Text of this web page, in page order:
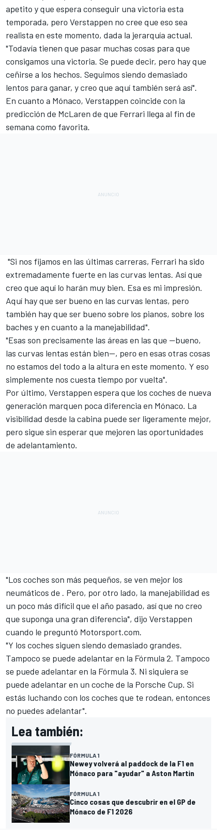
apetito y que espera conseguir una victoria esta
temporada, pero Verstappen no cree que eso sea
realista en este momento, dada la jerarquía actual.
"Todavía tienen que pasar muchas cosas para que
consigamos una victoria. Se puede decir, pero hay que
ceñirse a los hechos. Seguimos siendo demasiado
lentos para ganar, y creo que aquí también será así".
En cuanto a Mónaco, Verstappen coincide con la
predicción de McLaren de que Ferrari llega al fin de
semana como favorita.
"Si nos fijamos en las últimas carreras, Ferrari ha sido
extremadamente fuerte en las curvas lentas. Así que
creo que aquí lo harán muy bien. Esa es mi impresión.
Aquí hay que ser bueno en las curvas lentas, pero
también hay que ser bueno sobre los pianos, sobre los
baches y en cuanto a la manejabilidad".
"Esas son precisamente las áreas en las que —bueno,
las curvas lentas están bien—, pero en esas otras cosas
no estamos del todo a la altura en este momento. Y eso
simplemente nos cuesta tiempo por vuelta".
Por último, Verstappen espera que los coches de nueva
generación marquen poca diferencia en Mónaco. La
visibilidad desde la cabina puede ser ligeramente mejor,
pero sigue sin esperar que mejoren las oportunidades
de adelantamiento.
"Los coches son más pequeños, se ven mejor los
neumáticos de . Pero, por otro lado, la manejabilidad es
un poco más difícil que el año pasado, así que no creo
que suponga una gran diferencia", dijo Verstappen
cuando le preguntó Motorsport.com.
"Y los coches siguen siendo demasiado grandes.
Tampoco se puede adelantar en la Fórmula 2. Tampoco
se puede adelantar en la Fórmula 3. Ni siquiera se
puede adelantar en un coche de la Porsche Cup. Si
estás luchando con los coches que te rodean, entonces
no puedes adelantar".
Lea también:
FÓRMULA 1
Newey volverá al paddock de la F1 en
Mónaco para "ayudar" a Aston Martin
FÓRMULA 1
Cinco cosas que descubrir en el GP de
Mónaco de F1 2026